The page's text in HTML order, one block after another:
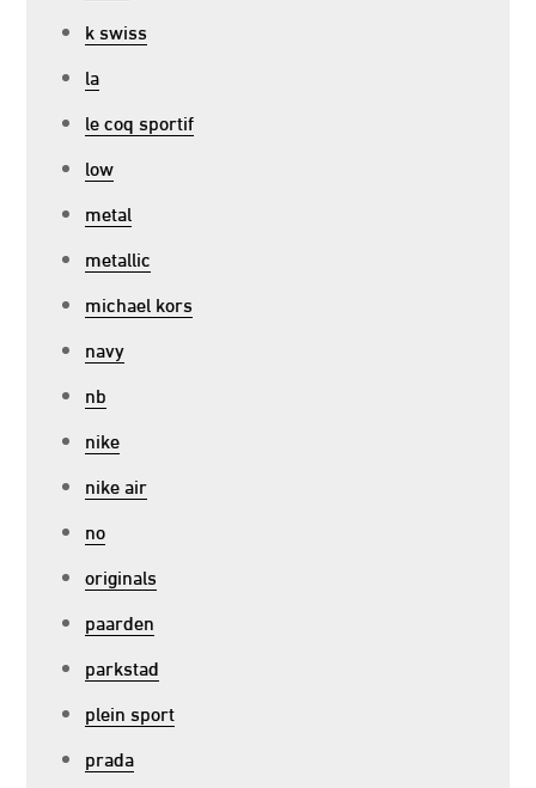
k swiss
la
le coq sportif
low
metal
metallic
michael kors
navy
nb
nike
nike air
no
originals
paarden
parkstad
plein sport
prada